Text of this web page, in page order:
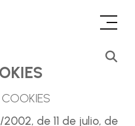
COOKIES
de 11 de julio, de